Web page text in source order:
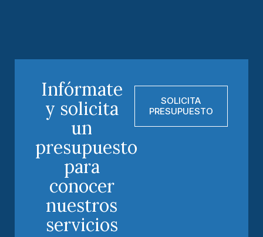
Infórmate
y solicita
un
presupuesto
para
conocer
nuestros
servicios
SOLICITA
PRESUPUESTO